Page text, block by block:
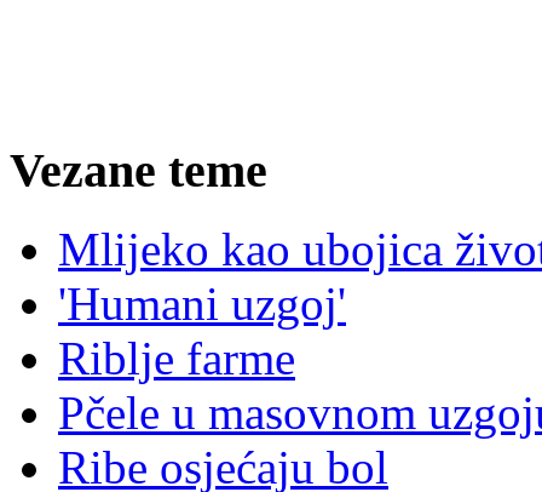
Vezane teme
Mlijeko kao ubojica
'Humani uzgoj'
Riblje farme
Pčele u masovnom
Ribe osjećaju bol